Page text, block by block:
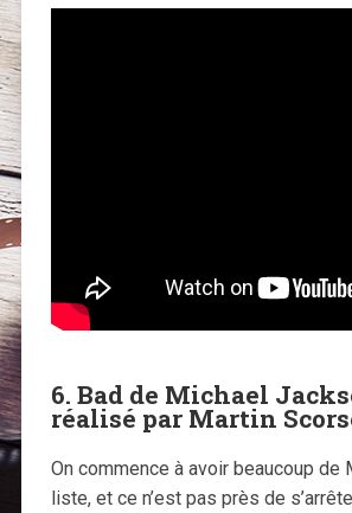
6. Bad de Michael
réalisé par Martin
On commence à avoir beaucoup de
liste, et ce n’est pas près de